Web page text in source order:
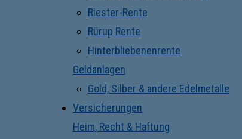
Riester-Rente
Rürup Rente
Hinterbliebenenrente
Geldanlagen
Gold, Silber & andere Edelmetalle
Versicherungen
Heim, Recht & Haftung